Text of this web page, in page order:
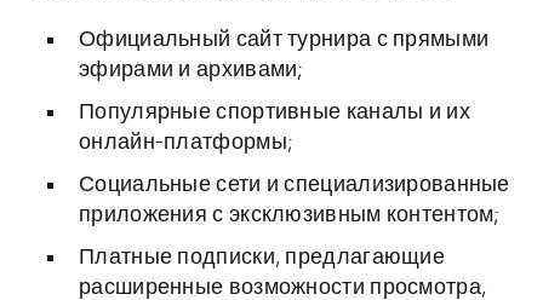
Официальный сайт турнира с прямыми
эфирами и архивами;
Популярные спортивные каналы и их
онлайн-платформы;
Социальные сети и специализированные
приложения с эксклюзивным контентом;
Платные подписки, предлагающие
расширенные возможности просмотра,